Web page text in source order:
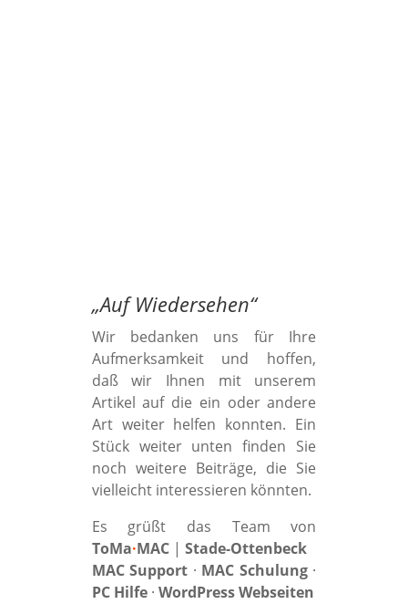
„Auf Wiedersehen“
Wir bedanken uns für Ihre
Aufmerksamkeit und hoffen,
daß wir Ihnen mit unserem
Artikel auf die ein oder andere
Art weiter helfen konnten. Ein
Stück weiter unten finden Sie
noch weitere Beiträge, die Sie
vielleicht interessieren könnten.
Es grüßt das Team von
ToMa·MAC| Stade-Ottenbeck
MAC Support · MAC Schulung·
PC Hilfe· WordPress Webseiten